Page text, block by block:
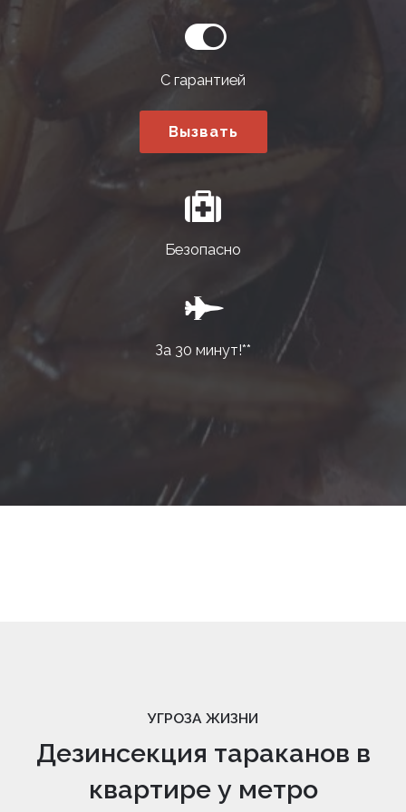
С гарантией
Вызвать
Безопасно
За 30 минут!**
УГРОЗА ЖИЗНИ
Дезинсекция тараканов в
квартире у метро